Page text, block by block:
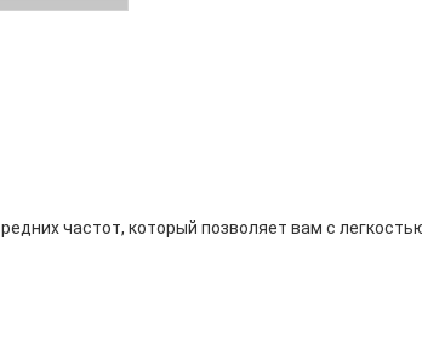
частот, который позволяет вам с